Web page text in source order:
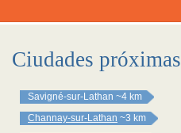
Ciudades próximas
Savigné-sur-Lathan ~4 km
Channay-sur-Lathan ~3 km